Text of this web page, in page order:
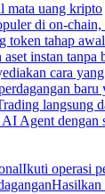
mata uang kripto
di on-
token tahap awal
aset instan tanpa
cara
langsung
Agent dengan
Ikuti operasi
Hasilkan